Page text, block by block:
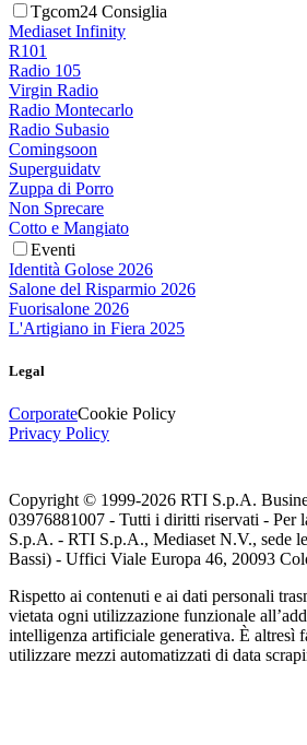
Tgcom24 Consiglia
Mediaset Infinity
R101
Radio 105
Virgin Radio
Radio Montecarlo
Radio Subasio
Comingsoon
Superguidatv
Zuppa di Porro
Non Sprecare
Cotto e Mangiato
Eventi
Identità Golose 2026
Salone del Risparmio 2026
Fuorisalone 2026
L'Artigiano in Fiera 2025
Legal
CorporateCookie Policy
Privacy Policy
Copyright © 1999-2026 RTI S.p.A.
03976881007 - Tutti i diritti riservati - Per
S.p.A. - RTI S.p.A., Mediaset N.V., sede
Bassi) - Uffici Viale Europa 46, 20093
Rispetto ai contenuti e ai dati personali
vietata ogni utilizzazione funzionale
intelligenza artificiale generativa. È altresì
utilizzare mezzi automatizzati di data